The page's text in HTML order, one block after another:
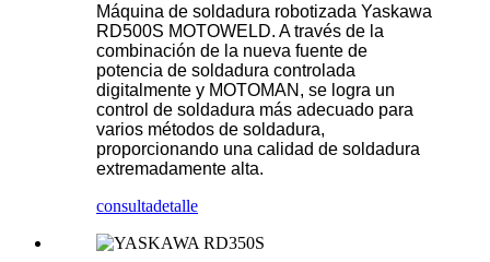
Máquina de soldadura robotizada Yaskawa
RD500S MOTOWELD. A través de la
combinación de la nueva fuente de
potencia de soldadura controlada
digitalmente y MOTOMAN, se logra un
control de soldadura más adecuado para
varios métodos de soldadura,
proporcionando una calidad de soldadura
extremadamente alta.
consultadetalle